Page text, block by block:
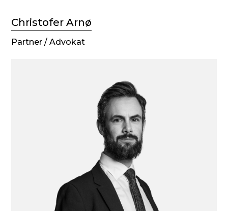
Christofer Arnø
Partner / Advokat